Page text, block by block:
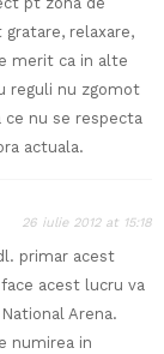
relaxare,
merit ca in alte
reguli nu zgomot
ce nu se respecta
actuala.
26 iulie 2012 at 15:18
primar acest
acest lucru va
Arena.
numirea in